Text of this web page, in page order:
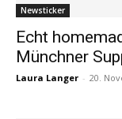
Newsticker
Echt
Münchner
Laura Langer - 20.